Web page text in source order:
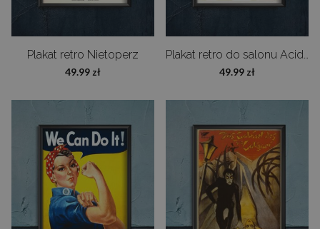
Plakat retro Nietoperz
49.99 zł 49.99 zł